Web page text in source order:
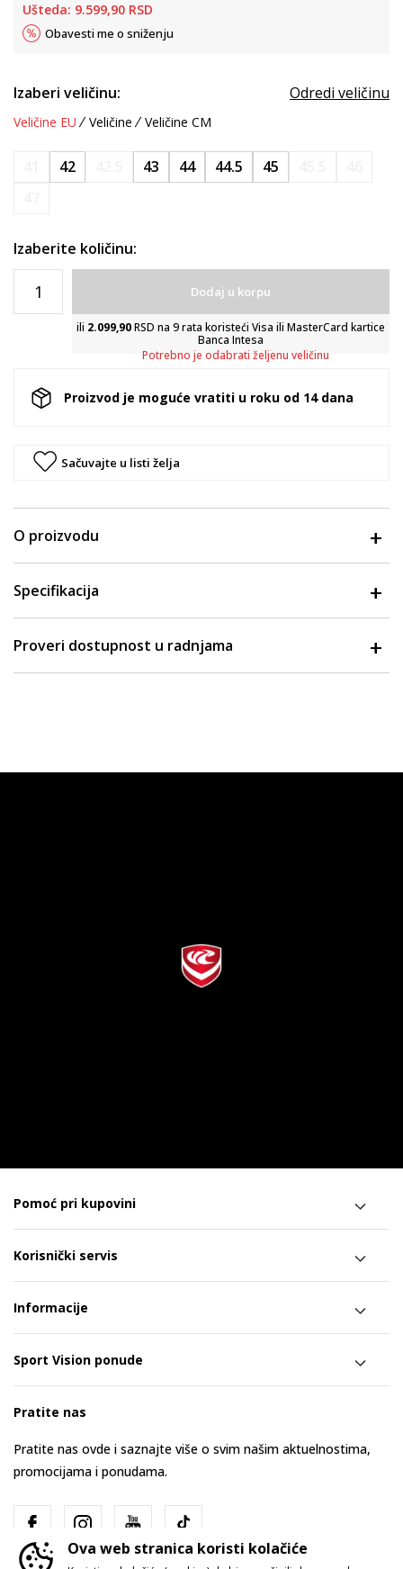
Ušteda: 9.599,90 RSD
Obavesti me o sniženju
Izaberi veličinu: Odredi veličinu
Veličine EU Veličine Veličine CM
42 43 44 44.5 45
Izaberite količinu:
Dodaj u korpu
ili 2.099,90RSD na 9 rata koristeći Visa ili MasterCard kartice
Banca Intesa
Potrebno je odabrati željenu veličinu
Proizvod je moguće vratiti u roku od 14 dana
Sačuvajte u listi želja
O proizvodu
Specifikacija
Proveri dostupnost u radnjama
Pomoć pri kupovini
Korisnički servis
Informacije
Sport Vision ponude
Pratite nas
Pratite nas ovde i saznajte više o svim našim aktuelnostima,
promocijama i ponudama.
Ova web stranica koristi kolačiće